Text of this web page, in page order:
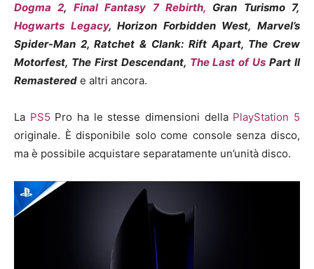
Dogma 2, Final Fantasy 7 Rebirth, Gran Turismo 7,
Hogwarts Legacy, Horizon Forbidden West, Marvel’s
Spider-Man 2, Ratchet & Clank: Rift Apart, The Crew
Motorfest, The First Descendant, The Last of Us Part II
Remastered e altri ancora.
La PS5 Pro ha le stesse dimensioni della PlayStation 5
originale. È disponibile solo come console senza disco,
ma è possibile acquistare separatamente un’unità disco.